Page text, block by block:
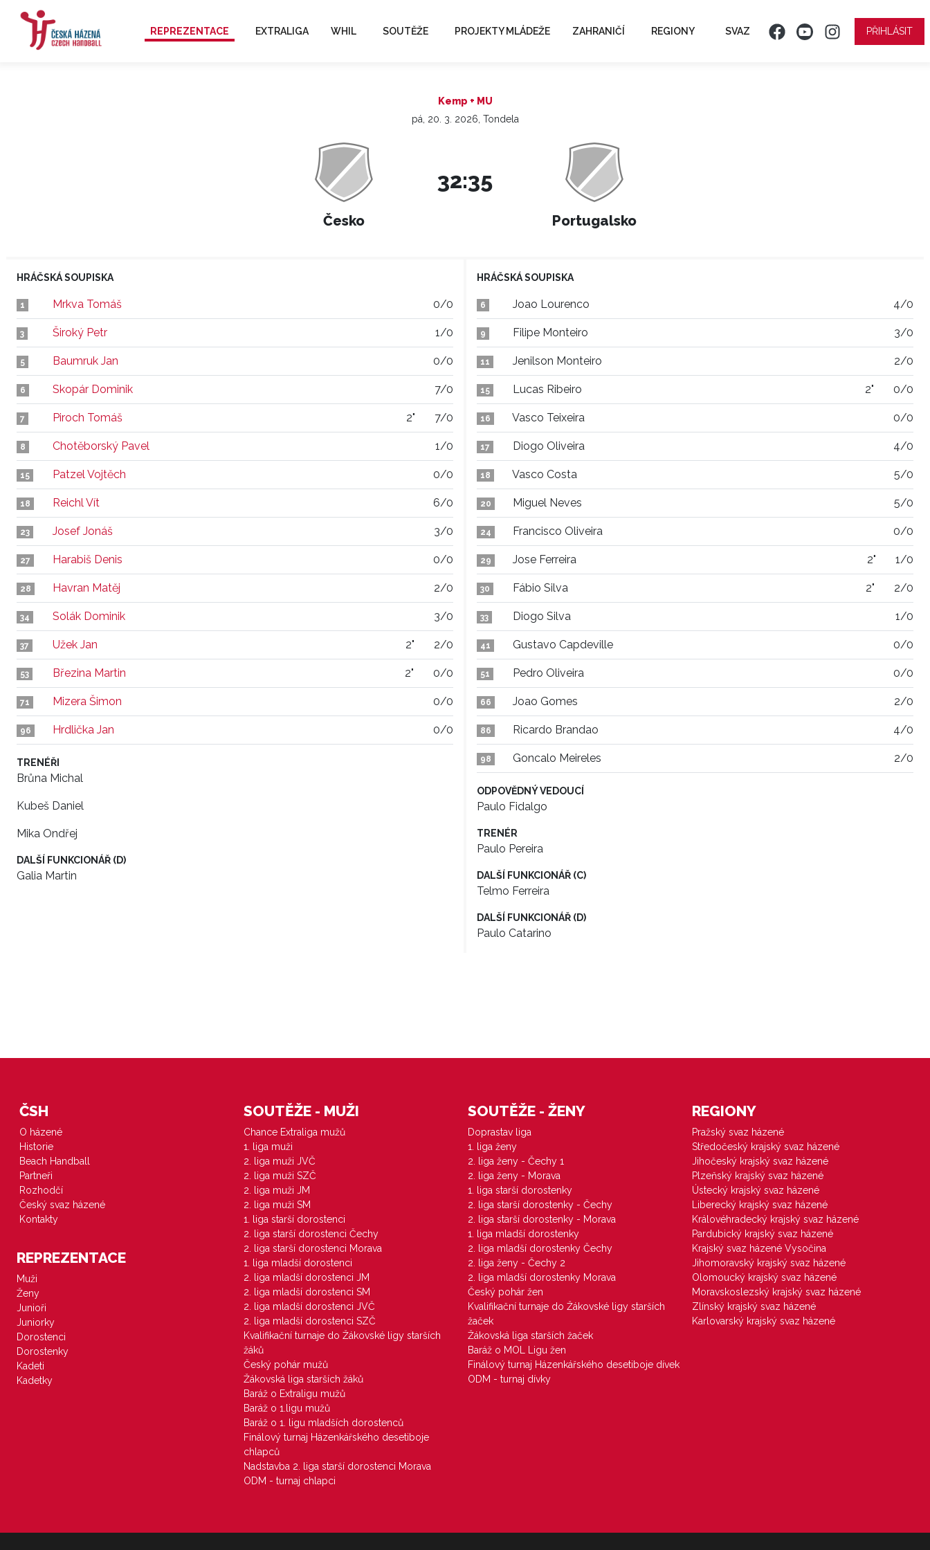
REPREZENTACE EXTRALIGA WHIL SOUTĚŽE PROJEKTY MLÁDEŽE ZAHRANIČÍ REGIONY SVAZ PŘIHLÁSIT
Kemp + MU
pá, 20. 3. 2026, Tondela
Česko
32:35
Portugalsko
HRÁČSKÁ SOUPISKA
1 Mrkva Tomáš 0/0
3 Široký Petr 1/0
5 Baumruk Jan 0/0
6 Skopár Dominik 7/0
7 Piroch Tomáš 2" 7/0
8 Chotěborský Pavel 1/0
15 Patzel Vojtěch 0/0
18 Reichl Vít 6/0
23 Josef Jonáš 3/0
27 Harabiš Denis 0/0
28 Havran Matěj 2/0
34 Solák Dominik 3/0
37 Užek Jan 2" 2/0
53 Březina Martin 2" 0/0
71 Mizera Šimon 0/0
96 Hrdlička Jan 0/0
TRENÉŘI
Brůna Michal
Kubeš Daniel
Mika Ondřej
DALŠÍ FUNKCIONÁŘ (D)
Galia Martin
HRÁČSKÁ SOUPISKA
6 Joao Lourenco 4/0
9 Filipe Monteiro 3/0
11 Jenilson Monteiro 2/0
15 Lucas Ribeiro 2" 0/0
16 Vasco Teixeira 0/0
17 Diogo Oliveira 4/0
18 Vasco Costa 5/0
20 Miguel Neves 5/0
24 Francisco Oliveira 0/0
29 Jose Ferreira 2" 1/0
30 Fábio Silva 2" 2/0
33 Diogo Silva 1/0
41 Gustavo Capdeville 0/0
51 Pedro Oliveira 0/0
66 Joao Gomes 2/0
86 Ricardo Brandao 4/0
98 Goncalo Meireles 2/0
ODPOVĚDNÝ VEDOUCÍ
Paulo Fidalgo
TRENÉR
Paulo Pereira
DALŠÍ FUNKCIONÁŘ (C)
Telmo Ferreira
DALŠÍ FUNKCIONÁŘ (D)
Paulo Catarino
ČSH
O házené
Historie
Beach Handball
Partneři
Rozhodčí
Český svaz házené
Kontakty
REPREZENTACE
Muži
Ženy
Junioři
Juniorky
Dorostenci
Dorostenky
Kadeti
Kadetky
SOUTĚŽE - MUŽI
Chance Extraliga mužů
1. liga muži
2. liga muži JVČ
2. liga muži SZČ
2. liga muži JM
2. liga muži SM
1. liga starší dorostenci
2. liga starší dorostenci Čechy
2. liga starší dorostenci Morava
1. liga mladší dorostenci
2. liga mladší dorostenci JM
2. liga mladší dorostenci SM
2. liga mladší dorostenci JVČ
2. liga mladší dorostenci SZČ
Kvalifikační turnaje do Žákovské ligy starších
žáků
Český pohár mužů
Žákovská liga starších žáků
Baráž o Extraligu mužů
Baráž o 1.ligu mužů
Baráž o 1. ligu mladších dorostenců
Finálový turnaj Házenkářského desetiboje
chlapců
Nadstavba 2. liga starší dorostenci Morava
ODM - turnaj chlapci
SOUTĚŽE - ŽENY
Doprastav liga
1. liga ženy
2. liga ženy - Čechy 1
2. liga ženy - Morava
1. liga starší dorostenky
2. liga starší dorostenky - Čechy
2. liga starší dorostenky - Morava
1. liga mladší dorostenky
2. liga mladší dorostenky Čechy
2. liga ženy - Čechy 2
2. liga mladší dorostenky Morava
Český pohár žen
Kvalifikační turnaje do Žákovské ligy starších
žaček
Žákovská liga starších žaček
Baráž o MOL Ligu žen
Finálový turnaj Házenkářského desetiboje dívek
ODM - turnaj dívky
REGIONY
Pražský svaz házené
Středočeský krajský svaz házené
Jihočeský krajský svaz házené
Plzeňský krajský svaz házené
Ústecký krajský svaz házené
Liberecký krajský svaz házené
Královéhradecký krajský svaz házené
Pardubický krajský svaz házené
Krajský svaz házené Vysočina
Jihomoravský krajský svaz házené
Olomoucký krajský svaz házené
Moravskoslezský krajský svaz házené
Zlínský krajský svaz házené
Karlovarský krajský svaz házené